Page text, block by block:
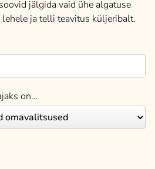
jälgida vaid ühe algatuse
ja telli teavitus küljeribalt.
on…